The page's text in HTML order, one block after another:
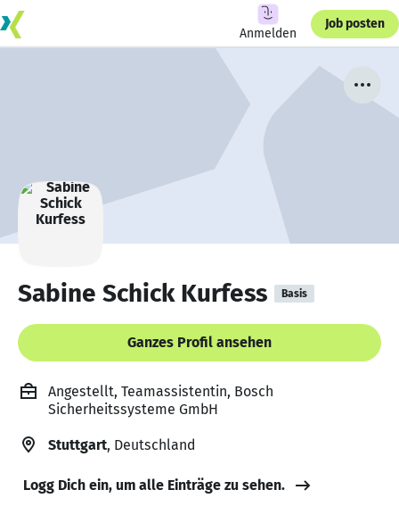
Anmelden
Job posten
Sabine Schick Kurfess Basis
Ganzes Profil ansehen
Angestellt, Teamassistentin, Bosch
Sicherheitssysteme GmbH
Stuttgart, Deutschland
Logg Dich ein, um alle Einträge zu sehen.